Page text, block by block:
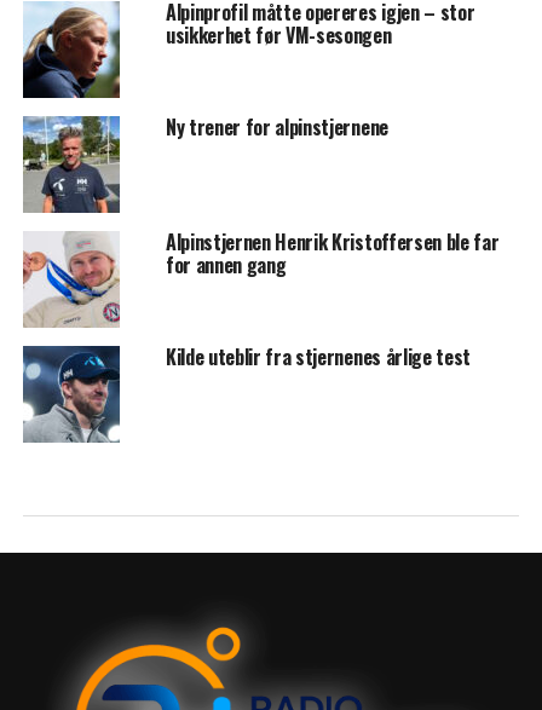
Alpinprofil måtte opereres igjen – stor
usikkerhet før VM-sesongen
Ny trener for alpinstjernene
Alpinstjernen Henrik Kristoffersen ble far
for annen gang
Kilde uteblir fra stjernenes årlige test